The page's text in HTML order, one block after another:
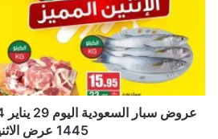
1445 عرض الاثنين